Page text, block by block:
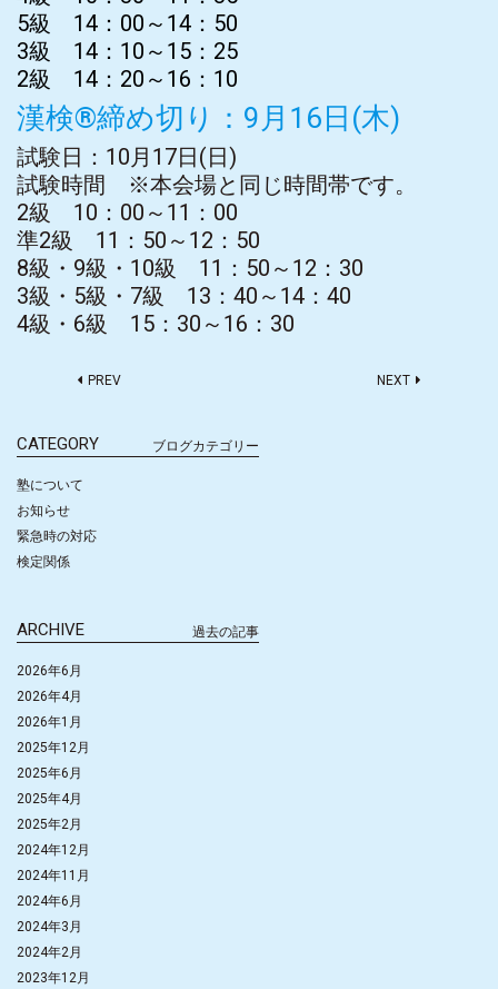
5級 14：00～14：50
3級 14：10～15：25
2級 14：20～16：10
漢検®締め切り：9月16日(木)
試験日：10月17日(日)
試験時間 ※本会場と同じ時間帯です。
2級 10：00～11：00
準2級 11：50～12：50
8級・9級・10級 11：50～12：30
3級・5級・7級 13：40～14：40
4級・6級 15：30～16：30
PREV NEXT
CATEGORY ブログカテゴリー
塾について
お知らせ
緊急時の対応
検定関係
ARCHIVE 過去の記事
2026年6月
2026年4月
2026年1月
2025年12月
2025年6月
2025年4月
2025年2月
2024年12月
2024年11月
2024年6月
2024年3月
2024年2月
2023年12月